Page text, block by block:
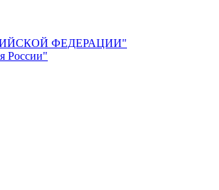
ФЕДЕРАЦИИ"
России"